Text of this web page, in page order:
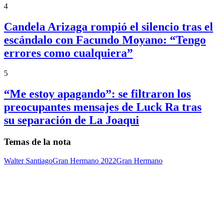
4
Candela Arizaga rompió el silencio tras el
escándalo con Facundo Moyano: “Tengo
errores como cualquiera”
5
“Me estoy apagando”: se filtraron los
preocupantes mensajes de Luck Ra tras
su separación de La Joaqui
Temas de la nota
Walter SantiagoGran Hermano 2022Gran Hermano